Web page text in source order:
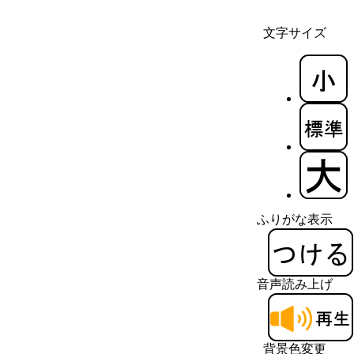
文字サイズ
ふりがな表示
音声読み上げ
背景色変更